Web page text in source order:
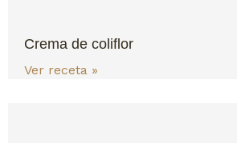
Crema de coliflor
Ver receta »